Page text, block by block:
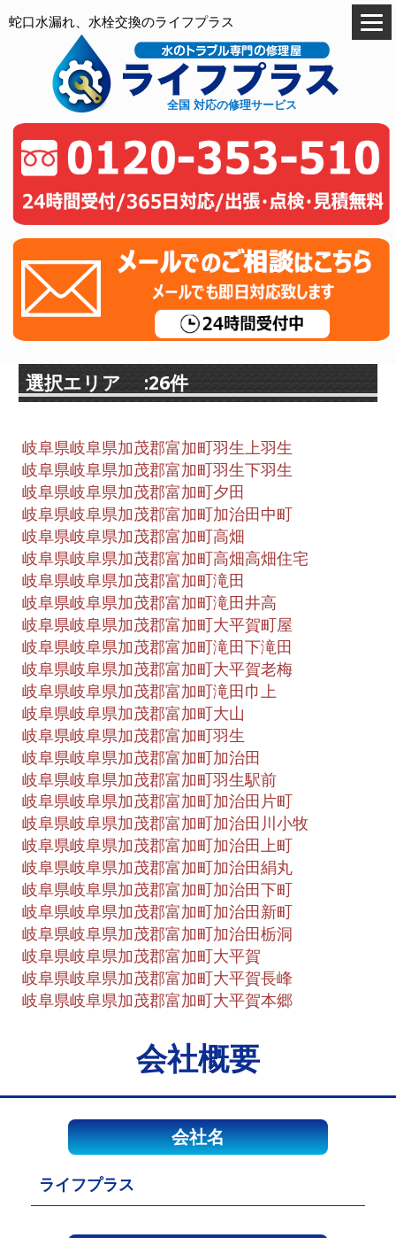
蛇口水漏れ、水栓交換のライフプラス
全国 対応の修理サービス
選択エリア :26件
岐阜県岐阜県加茂郡富加町羽生上羽生
岐阜県岐阜県加茂郡富加町羽生下羽生
岐阜県岐阜県加茂郡富加町夕田
岐阜県岐阜県加茂郡富加町加治田中町
岐阜県岐阜県加茂郡富加町高畑
岐阜県岐阜県加茂郡富加町高畑高畑住宅
岐阜県岐阜県加茂郡富加町滝田
岐阜県岐阜県加茂郡富加町滝田井高
岐阜県岐阜県加茂郡富加町大平賀町屋
岐阜県岐阜県加茂郡富加町滝田下滝田
岐阜県岐阜県加茂郡富加町大平賀老梅
岐阜県岐阜県加茂郡富加町滝田巾上
岐阜県岐阜県加茂郡富加町大山
岐阜県岐阜県加茂郡富加町羽生
岐阜県岐阜県加茂郡富加町加治田
岐阜県岐阜県加茂郡富加町羽生駅前
岐阜県岐阜県加茂郡富加町加治田片町
岐阜県岐阜県加茂郡富加町加治田川小牧
岐阜県岐阜県加茂郡富加町加治田上町
岐阜県岐阜県加茂郡富加町加治田絹丸
岐阜県岐阜県加茂郡富加町加治田下町
岐阜県岐阜県加茂郡富加町加治田新町
岐阜県岐阜県加茂郡富加町加治田栃洞
岐阜県岐阜県加茂郡富加町大平賀
岐阜県岐阜県加茂郡富加町大平賀長峰
岐阜県岐阜県加茂郡富加町大平賀本郷
会社概要
会社名
ライフプラス